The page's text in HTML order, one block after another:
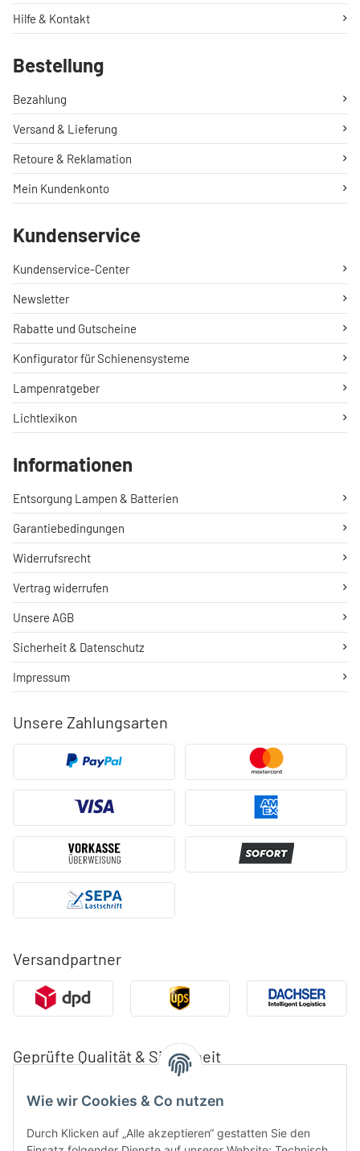
Wie wir Cookies & Co nutzen
Durch Klicken auf „Alle akzeptieren“ gestatten Sie den
Unsere Zahlungsarten
Versandpartner
Geprüfte Qualität & Sicherheit
Hilfe & Kontakt
Bestellung
Bezahlung
Versand & Lieferung
Retoure & Reklamation
Mein Kundenkonto
Kundenservice
Kundenservice-Center
Newsletter
Rabatte und Gutscheine
Konfigurator für Schienensysteme
Lampenratgeber
Lichtlexikon
Informationen
Entsorgung Lampen & Batterien
Garantiebedingungen
Widerrufsrecht
Vertrag widerrufen
Unsere AGB
Sicherheit & Datenschutz
Impressum